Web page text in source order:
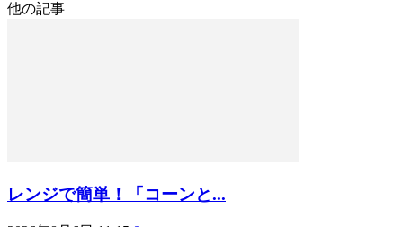
他の記事
レンジで簡単！「コーンと...